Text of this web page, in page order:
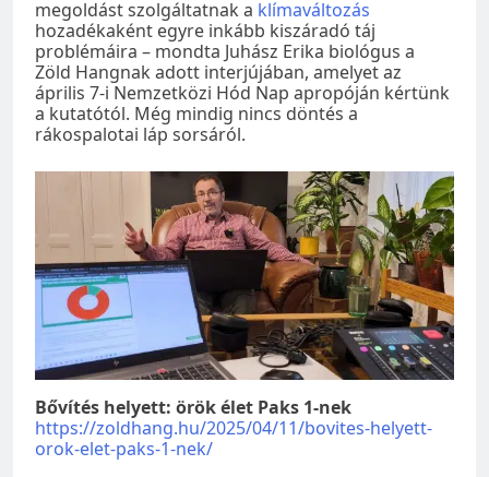
megoldást szolgáltatnak a klímaváltozás
hozadékaként egyre inkább kiszáradó táj
problémáira – mondta Juhász Erika biológus a
Zöld Hangnak adott interjújában, amelyet az
április 7-i Nemzetközi Hód Nap apropóján kértünk
a kutatótól. Még mindig nincs döntés a
rákospalotai láp sorsáról.
Bővítés helyett: örök élet Paks 1-nek
https://zoldhang.hu/2025/04/11/bovites-helyett-
orok-elet-paks-1-nek/